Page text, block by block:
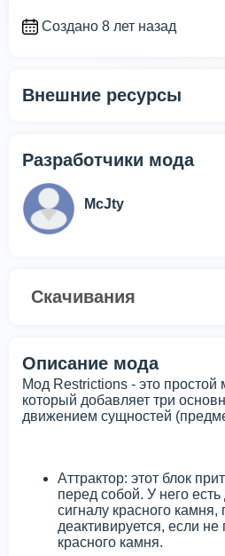
Создано 8 лет назад
Внешние ресурсы
Разработчики мода
McJty
Скачивания
Описание мода
Мод Restrictions - это простой
который добавляет три
движением сущностей
Аттрактор: этот блок
перед собой. У него
сигналу красного камня,
деактивируется, если не
красного камня.